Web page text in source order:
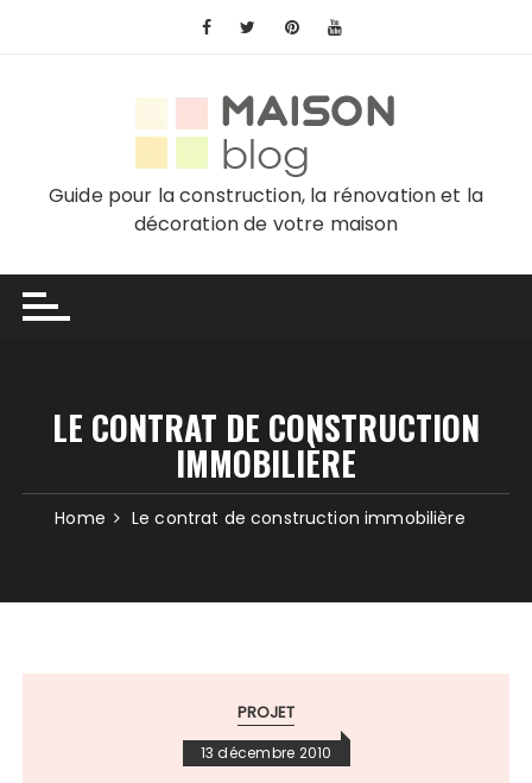
Guide pour la construction, la rénovation et la
décoration de votre maison
LE CONTRAT DE CONSTRUCTION
IMMOBILIÈRE
Home Le contrat de construction immobilière
PROJET
13 décembre 2010